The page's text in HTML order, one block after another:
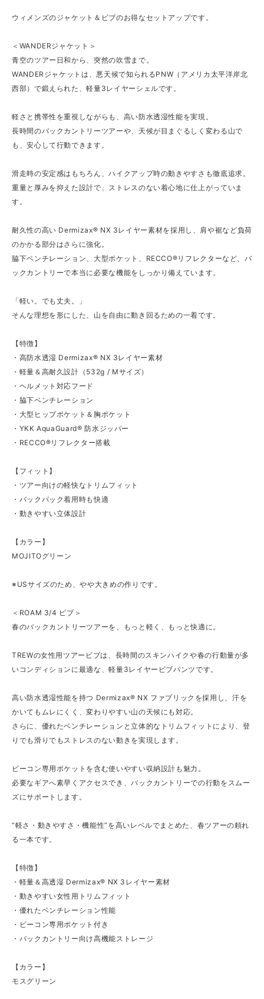
ウィメンズのジャケット＆ビブのお得なセットアップです。
＜WANDERジャケット＞
青空のツアー日和から、突然の吹雪まで。
WANDERジャケットは、悪天候で知られるPNW（アメリカ太平洋岸北
西部）で鍛えられた、軽量3レイヤーシェルです。
軽さと携帯性を重視しながらも、高い防水透湿性能を実現。
長時間のバックカントリーツアーや、天候が目まぐるしく変わる山で
も、安心して行動できます。
滑走時の安定感はもちろん、ハイクアップ時の動きやすさも徹底追求。
重量と厚みを抑えた設計で、ストレスのない着心地に仕上がっていま
す。
耐久性の高い Dermizax® NX 3レイヤー素材を採用し、肩や裾など負荷
のかかる部分はさらに強化。
脇下ベンチレーション、大型ポケット、RECCO®リフレクターなど、バ
ックカントリーで本当に必要な機能をしっかり備えています。
「軽い。でも丈夫。」
そんな理想を形にした、山を自由に動き回るための一着です。
【特徴】
・高防水透湿 Dermizax® NX 3レイヤー素材
・軽量＆高耐久設計（532g / Mサイズ）
・ヘルメット対応フード
・脇下ベンチレーション
・大型ヒップポケット＆胸ポケット
・YKK AquaGuard® 防水ジッパー
・RECCO®リフレクター搭載
【フィット】
・ツアー向けの軽快なトリムフィット
・バックパック着用時も快適
・動きやすい立体設計
【カラー】
MOJITOグリーン
※USサイズのため、やや大きめの作りです。
＜ROAM 3/4 ビブ＞
春のバックカントリーツアーを、もっと軽く、もっと快適に。
TREWの女性用ツアービブは、長時間のスキンハイクや春の行動量が多
いコンディションに最適な、軽量3レイヤービブパンツです。
高い防水透湿性能を持つ Dermizax® NX ファブリックを採用し、汗を
かいてもムレにくく、変わりやすい山の天候にも対応。
さらに、優れたベンチレーションと立体的なトリムフィットにより、登
りでも滑りでもストレスのない動きを実現します。
ビーコン専用ポケットを含む使いやすい収納設計も魅力。
必要なギアへ素早くアクセスでき、バックカントリーでの行動をスムー
ズにサポートします。
“軽さ・動きやすさ・機能性”を高いレベルでまとめた、春ツアーの頼れ
る一本です。
【特徴】
・軽量＆高透湿 Dermizax® NX 3レイヤー素材
・動きやすい女性用トリムフィット
・優れたベンチレーション性能
・ビーコン専用ポケット付き
・バックカントリー向け高機能ストレージ
【カラー】
モスグリーン